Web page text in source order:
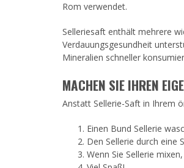
Rom verwendet.
Selleriesaft enthält mehrere
Verdauungsgesundheit
Mineralien schneller
MACHEN SIE IHREN
Anstatt Sellerie-Saft in Ihrem
Einen Bund Sellerie
Den Sellerie durch eine
Wenn Sie Sellerie